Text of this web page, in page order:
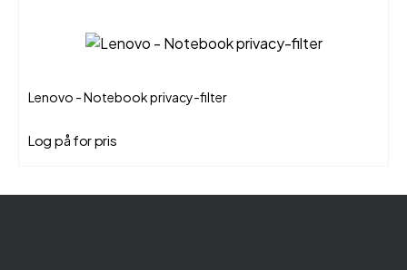
Lenovo - Notebook privacy-filter
Log på for pris